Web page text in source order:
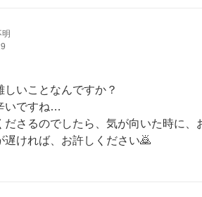
いことなんですか？
いですね…
ださるのでしたら、気が向いた時に、
遅ければ、お許しください🙇